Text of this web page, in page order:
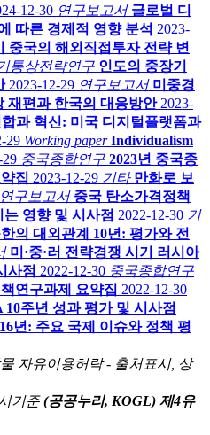
12-30 연구보고서 글로벌 디
따른 경제적 영향 분석 2023-
중국의 해외직접투자 전략 변
통상전략연구 인도의 중장기
2023-12-29 연구보고서 미중경
재편과 한국의 대응방안 2023-
과 혁신: 미국 디지털플랫폼과
29 Working paper Individualism
29 중국종합연구 2023년 중국종
집 2023-12-29 기타 만화로 보
연구보고서 중국 탄소가격정책
영향 및 시사점 2022-12-30 기
의 대외관계 10년: 평가와 전
미·중·러 전략경쟁 시기 러시아
사점 2022-12-30 중국종합연구
연구과제 요약집 2022-12-30
10주년 성과 평가 및 시사점
년: 주요 국제 이슈와 정책 평
기준 (공공누리, KOGL) 제4유